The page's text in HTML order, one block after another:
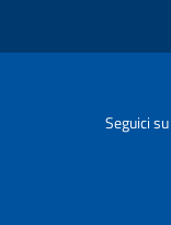
Seguici su